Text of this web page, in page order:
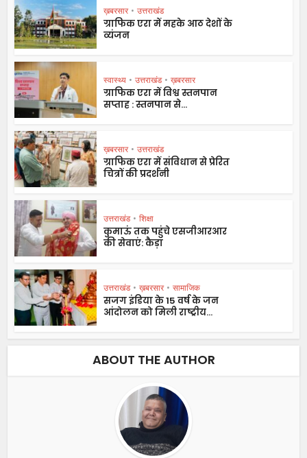
ख़बरसार • उत्तराखंड
ग्राफिक एरा में महके आठ देशों के
व्यंजन
स्वास्थ्य • उत्तराखंड • ख़बरसार
ग्राफिक एरा में विश्व स्तनपान
सप्ताह : स्तनपान से...
ख़बरसार • उत्तराखंड
ग्राफिक एरा में संविधान से प्रेरित
चित्रों की प्रदर्शनी
उत्तराखंड • शिक्षा
कुमाऊं तक पहुंचे एसजीआरआर
की सेवाएं: कैड़ा
उत्तराखंड • ख़बरसार • सामाजिक
सजग इंडिया के 15 वर्ष के जन
आंदोलन को मिली राष्ट्रीय...
ABOUT THE AUTHOR